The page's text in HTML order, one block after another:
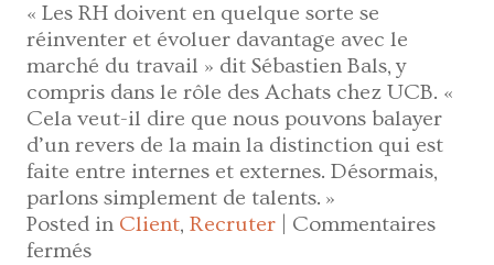
« Les RH doivent en quelque sorte se
réinventer et évoluer davantage avec le
marché du travail » dit Sébastien Bals, y
compris dans le rôle des Achats chez UCB. «
Cela veut-il dire que nous pouvons balayer
d’un revers de la main la distinction qui est
faite entre internes et externes. Désormais,
parlons simplement de talents. »
Posted in Client,Recruter
Commentaires
ferméssur